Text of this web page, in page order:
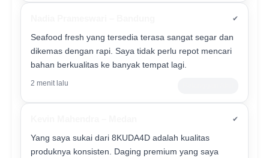
✔
Seafood fresh yang tersedia terasa sangat segar dan
dikemas dengan rapi. Saya tidak perlu repot mencari
bahan berkualitas ke banyak tempat lagi.
2 menit lalu
✔
Yang saya sukai dari 8KUDA4D adalah kualitas
produknya konsisten. Daging premium yang saya